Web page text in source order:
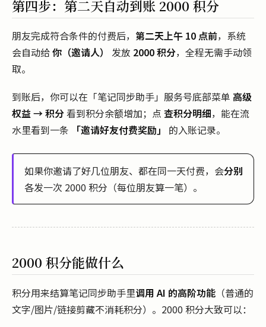
第四步：第二天自动到账 2000 积分
朋友完成符合条件的付费后， 第二天上午 10 点前，系统
会自动给你（邀请人） 发放 2000 积分，全程无需手动领
取。
到账后，你可以在「笔记同步助手」服务号底部菜单 高级
权益 → 积分看到积分余额增加；点 查积分明细，能在流
水里看到一条
「邀请好友付费奖励」 的入账记录。
如果你邀请了好几位朋友、都在同一天付费，会分别
各发一次 2000 积分（每位朋友算一笔）。
2000 积分能做什么
积分用来结算笔记同步助手里调用 AI 的高阶功能 （普通的
文字/图片/链接剪藏不消耗积分）。2000 积分大致可以：